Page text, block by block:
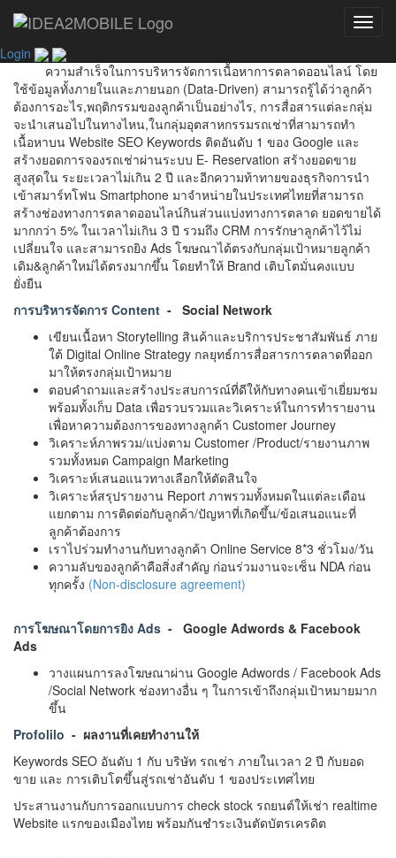
Login
เขียน Content เล่าเรื่องเก่ง ทำเนื้อหาบน Website
ประสบการณ์
ดูแลให้องค์กรมาแล้วมากกว่า 7 ปี
ความสำเร็จในการบริหารจัดการเนื้อหาการตลาดออนไลน์ โดย
ใช้ข้อมูลทั้งภายในและภายนอก (Data-Driven) สามารถรู้ได้ว่าลูกค้า
ต้องการอะไร,พฤติกรรมของลูกค้าเป็นอย่างไร, การสื่อสารแต่ละกลุ่ม
จะนำเสนอไปในทางไหน,ในกลุ่มอุตสาหกรรมรถเช่าที่สามารถทำ
เนื้อหาบน Website SEO Keywords ติดอันดับ 1 ของ Google และ
สร้างยอดการจองรถเช่าผ่านระบบ E- Reservation สร้างยอดขาย
สูงสุดใน ระยะเวลาไม่เกิน 2 ปี และอีกความท้าทายของธุรกิจการนำ
เข้าสมาร์ทโฟน Smartphone มาจำหน่ายในประเทศไทยที่สามารถ
สร้างช่องทางการตลาดออนไลน์กินส่วนแบ่งทางการตลาด ยอดขายได้
มากกว่า 5% ในเวลาไม่เกิน 3 ปี รวมถึง CRM การรักษาลูกค้าไว้ไม่
เปลี่ยนใจ และสามารถยิง Ads โฆษณาได้ตรงกับกลุ่มเป้าหมายลูกค้า
เดิม&ลูกค้าใหม่ได้ตรงมากขึ้น โดยทำให้ Brand เติบโตมั่นคงแบบ
ยั่งยืน
การบริหารจัดการ Content - Social Network
เขียนเนื้อหา Storytelling สินค้าและบริการประชาสัมพันธ์ ภาย
ใต้ Digital Online Strategy กลยุทธ์การสื่อสารการตลาดที่ออก
มาให้ตรงกลุ่มเป้าหมาย
ตอบคำถามและสร้างประสบการณ์ที่ดีให้กับทางคนเข้าเยี่ยมชม
พร้อมทั้งเก็บ Data เพื่อรวบรวมและวิเคราะห์ในการทำรายงาน
เพื่อหาความต้องการของทางลูกค้า Customer Journey
วิเคราะห์ภาพรวม/แบ่งตาม Customer /Product/รายงานภาพ
รวมทั้งหมด Campaign Marketing
วิเคราะห์เสนอแนวทางเลือกให้ตัดสินใจ
วิเคราะห์สรุปรายงาน Report ภาพรวมทั้งหมดในแต่ละเดือน
แยกตาม การติดต่อกับลูกค้า/ปัญหาที่เกิดขึ้น/ข้อเสนอแนะที่
ลูกค้าต้องการ
เราไปร่วมทำงานกับทางลูกค้า Online Service 8*3 ชั่วโมง/วัน
ความลับของลูกค้าคือสิ่งสำคัญ ก่อนร่วมงานจะเซ็น NDA ก่อน
ทุกครั้ง (Non-disclosure agreement)
การโฆษณาโดยการยิง Ads - Google Adwords & Facebook
Ads
วางแผนการลงโฆษณาผ่าน Google Adwords / Facebook Ads
/Social Network ช่องทางอื่น ๆ ในการเข้าถึงกลุ่มเป้าหมายมาก
ขึ้น
Profolilo - ผลงานที่เคยทำงานให้
Keywords SEO อันดับ 1 กับ บริษัท รถเช่า ภายในเวลา 2 ปี กับยอด
ขาย และ การเติบโตขึ้นสู่รถเช่าอันดับ 1 ของประเทศไทย
ประสานงานกับการออกแบบการ check stock รถยนต์ให้เช่า realtime
Website แรกของเมืองไทย พร้อมกันชำระเงินตัดบัตรเครดิต